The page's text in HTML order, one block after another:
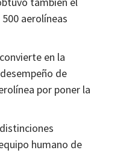
aerolíneas
en la
de
por poner la
humano de